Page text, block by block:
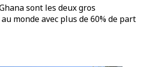
sont les deux gros
monde avec plus de 60% de part